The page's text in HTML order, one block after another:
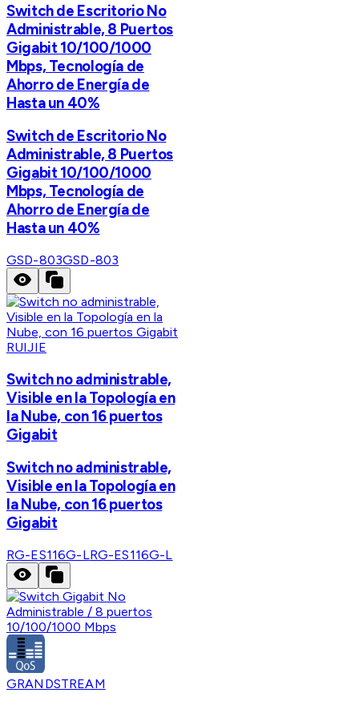
Switch de Escritorio No
Administrable, 8 Puertos
Gigabit 10/100/1000
Mbps, Tecnología de
Ahorro de Energía de
Hasta un 40%
Switch de Escritorio No
Administrable, 8 Puertos
Gigabit 10/100/1000
Mbps, Tecnología de
Ahorro de Energía de
Hasta un 40%
GSD-803GSD-803
RUIJIE
Switch no administrable,
Visible en la Topología en
la Nube, con 16 puertos
Gigabit
Switch no administrable,
Visible en la Topología en
la Nube, con 16 puertos
Gigabit
RG-ES116G-LRG-ES116G-L
GRANDSTREAM